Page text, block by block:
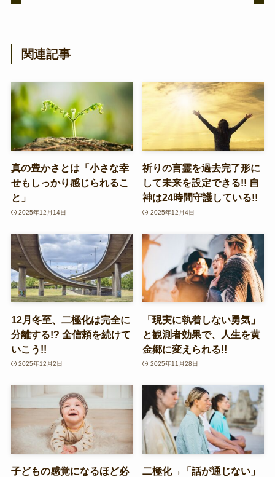
関連記事
真の豊かさとは「小さな幸
せもしっかり感じられるこ
と」
2025年12月14日
祈りの言霊を過去完了形に
して未来を設定できる!! 自
神は24時間守護している!!
2025年12月4日
12月冬至、二極化は完全に
分離する!? 全信頼を続けて
いこう!!
2025年12月2日
「現実に執着しない勇気」
と観測者効果で、人生を黄
金郷に変えられる!!
2025年11月28日
子どもの感覚になるほど必
二極化→「話が通じない」